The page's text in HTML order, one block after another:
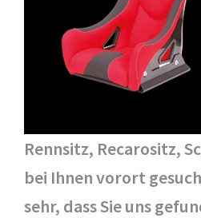
Rennsitz, Recarositz,
bei Ihnen vorort
sehr, dass Sie uns